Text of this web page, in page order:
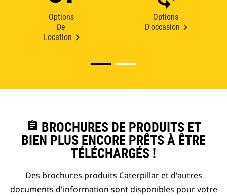
Options
De
Location
Options
D'occasion
assignment BROCHURES DE PRODUITS ET
BIEN PLUS ENCORE PRÊTS À ÊTRE
TÉLÉCHARGÉS !
Des brochures produits Caterpillar et d'autres
documents d'information sont disponibles pour votre